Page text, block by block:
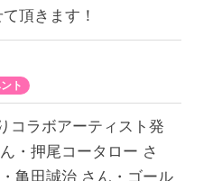
きます！
ト
コラボアーティスト発
・押尾コータロー さ
亀田誠治 さん・ゴール